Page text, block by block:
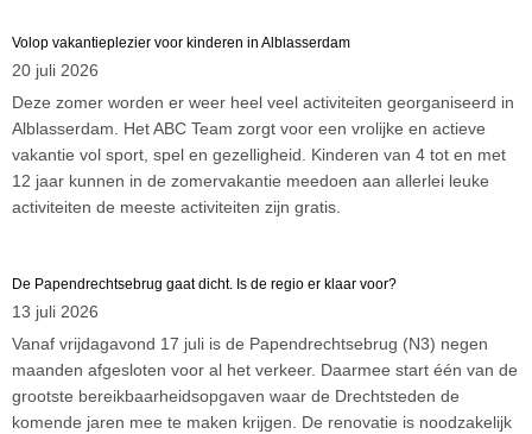
Volop vakantieplezier voor kinderen in Alblasserdam
20 juli 2026
Deze zomer worden er weer heel veel activiteiten georganiseerd in
Alblasserdam. Het ABC Team zorgt voor een vrolijke en actieve
vakantie vol sport, spel en gezelligheid. Kinderen van 4 tot en met
12 jaar kunnen in de zomervakantie meedoen aan allerlei leuke
activiteiten de meeste activiteiten zijn gratis.
De Papendrechtsebrug gaat dicht. Is de regio er klaar voor?
13 juli 2026
Vanaf vrijdagavond 17 juli is de Papendrechtsebrug (N3) negen
maanden afgesloten voor al het verkeer. Daarmee start één van de
grootste bereikbaarheidsopgaven waar de Drechtsteden de
komende jaren mee te maken krijgen. De renovatie is noodzakelijk